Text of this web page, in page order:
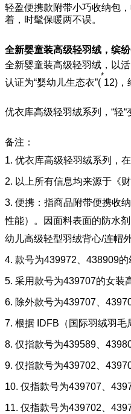
轻盈便携款附带小巧收纳包
着，时髦保暖两不误。
全新婴童装高级轻羽绒，缤
全新婴童装高级轻羽绒，以
认证为“婴幼儿生态衣”(
*
12)，
优衣库高级轻羽绒系列，“轻
备注：
1. 优衣库高级轻羽绒系列，
2. 以上所有信息均来源于《
3. 便携：指商品附带便携收
性能）。因面料表面的防水
幼儿高级轻型羽绒背心/连帽
4. 款号为439972、438909的
5. 采用款号为439707的女装
6. 除外款号为439707、
7. 根据 IDFB（国际羽绒羽毛
8. 仅指款号为439589、
9. 仅指款号为439702、
10. 仅指款号为439707、
11. 仅指款号为439702、